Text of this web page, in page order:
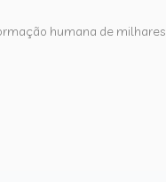
humana de milhares